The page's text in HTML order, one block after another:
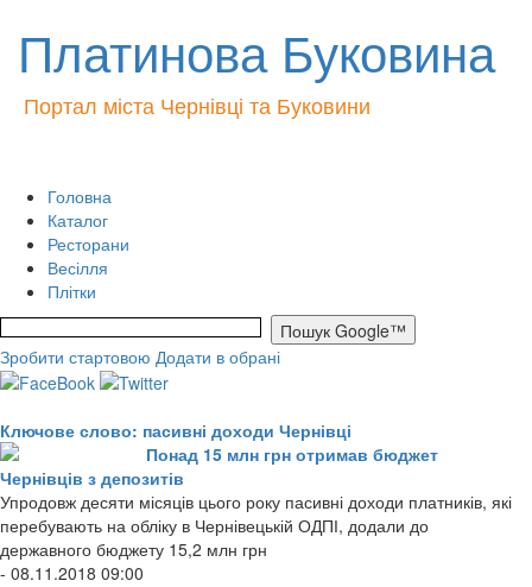
Платинова Буковина
Портал міста Чернівці та Буковини
Головна
Каталог
Ресторани
Весілля
Плітки
Зробити стартовою Додати в обрані
Ключове слово: пасивні доходи Чернівці
Понад 15 млн грн отримав бюджет
Чернівців з депозитів
Упродовж десяти місяців цього року пасивні доходи платників, які
перебувають на обліку в Чернівецькій ОДПІ, додали до
державного бюджету 15,2 млн грн
- 08.11.2018 09:00